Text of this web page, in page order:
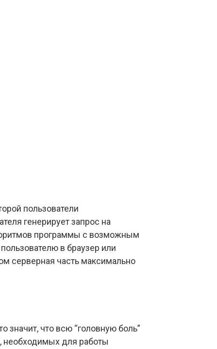
пользователи
генерирует запрос на
программы с возможным
в браузер или
серверная часть максимально
значит, что всю “головную боль”
необходимых для работы